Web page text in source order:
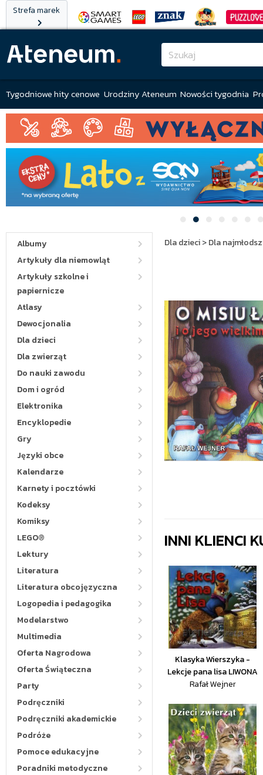
Strefa marek
Tygodniowe hity cenowe Urodziny Ateneum Nowości tygodnia
Albumy
Artykuły dla niemowląt
Artykuły szkolne i
papiernicze
Atlasy
Dewocjonalia
Dla dzieci
Dla zwierząt
Do nauki zawodu
Dom i ogród
Elektronika
Encyklopedie
Gry
Języki obce
Kalendarze
Karnety i pocztówki
Kodeksy
Komiksy
LEGO®
Lektury
Literatura
Literatura obcojęzyczna
Logopedia i pedagogika
Modelarstwo
Multimedia
Oferta Nagrodowa
Oferta Świąteczna
Party
Podręczniki
Podręczniki akademickie
Podróże
Pomoce edukacyjne
Poradniki metodyczne
Dla dzieci>Dla
INNI KLIENCI
Klasyka Wierszyka -
Lekcje pana lisa LIWONA
Rafał Wejner